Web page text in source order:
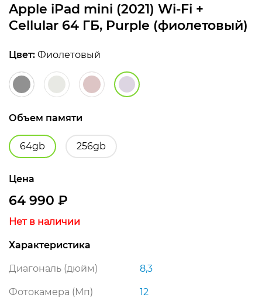
Apple iPad mini (2021) Wi-Fi +
Cellular 64 ГБ, Purple (фиолетовый)
Цвет: Фиолетовый
Объем памяти
64gb 256gb
Цена
64 990 ₽
Нет в наличии
Характеристика
Диагональ (дюйм) 8,3
Фотокамера (Мп) 12